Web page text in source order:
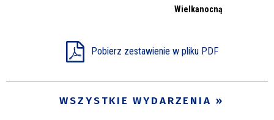
Wielkanocną
Pobierz zestawienie w pliku PDF
WSZYSTKIE WYDARZENIA